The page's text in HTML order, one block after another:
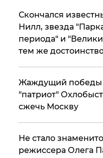
Скончался
Нилл, звезда
периода" и
тем же
Жаждущий победы
"патриот"
сжечь Москву
Не стало
режиссера Олега